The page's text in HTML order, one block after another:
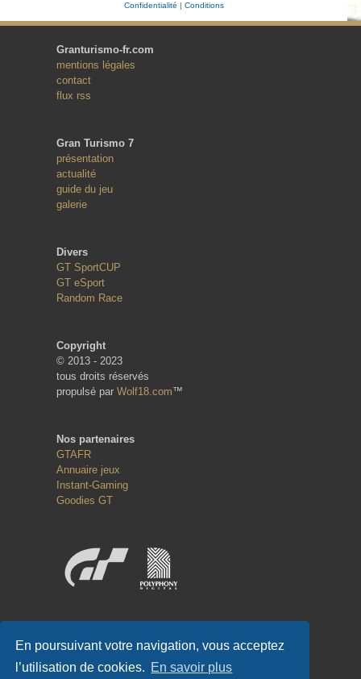
En poursuivant votre navigation, vous acceptez
l’utilisation de cookies. En savoir plus
Confidentialité | Conditions
Granturismo-fr.com
mentions légales
contact
flux rss
Gran Turismo 7
présentation
actualité
guide du jeu
galerie
Divers
GT SportCUP
GT eSport
Random Race
Copyright
© 2013 - 2023
tous droits réservés
propulsé par Wolf18.com™
Nos partenaires
GTAFR
Annuaire jeux
Instant-Gaming
Goodies GT